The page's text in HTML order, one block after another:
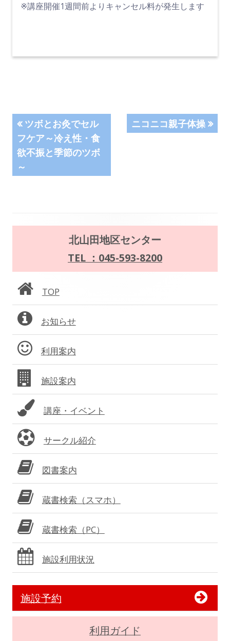
※講座開催1週間前よりキャンセル料が発生します
投
稿
ナ
ョ
ン
前
の
記
事:
ツボとお灸でセル
フケア～冷え性・食
欲不振と季節のツボ
～
次
ニコニコ親子体操
ン
サ
イ
ド
バ
ー
北山田地区センター
TEL ：045-593-8200
TOP
お知らせ
利用案内
施設案内
講座・イベント
サークル紹介
図書案内
蔵書検索（スマホ）
蔵書検索（PC）
施設利用状況
施設予約
利用ガイド